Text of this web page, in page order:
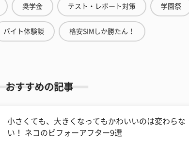
奨学金 テスト・レポート対策 学園祭
バイト体験談 格安SIMしか勝たん！
おすすめの記事
小さくても、大きくなってもかわいいのは変わらな
い！ ネコのビフォーアフター9選